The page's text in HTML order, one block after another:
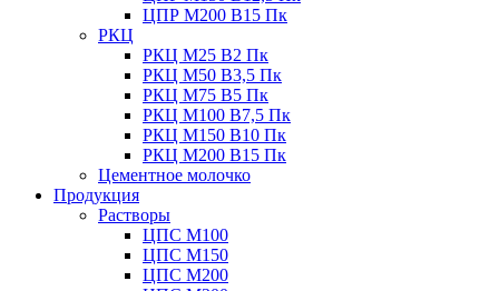
ЦПР М200 B15 Пк
РКЦ
РКЦ М25 B2 Пк
РКЦ М50 В3,5 Пк
РКЦ М75 B5 Пк
РКЦ М100 B7,5 Пк
РКЦ М150 B10 Пк
РКЦ М200 B15 Пк
Цементное молочко
Продукция
Растворы
ЦПС М100
ЦПС М150
ЦПС М200